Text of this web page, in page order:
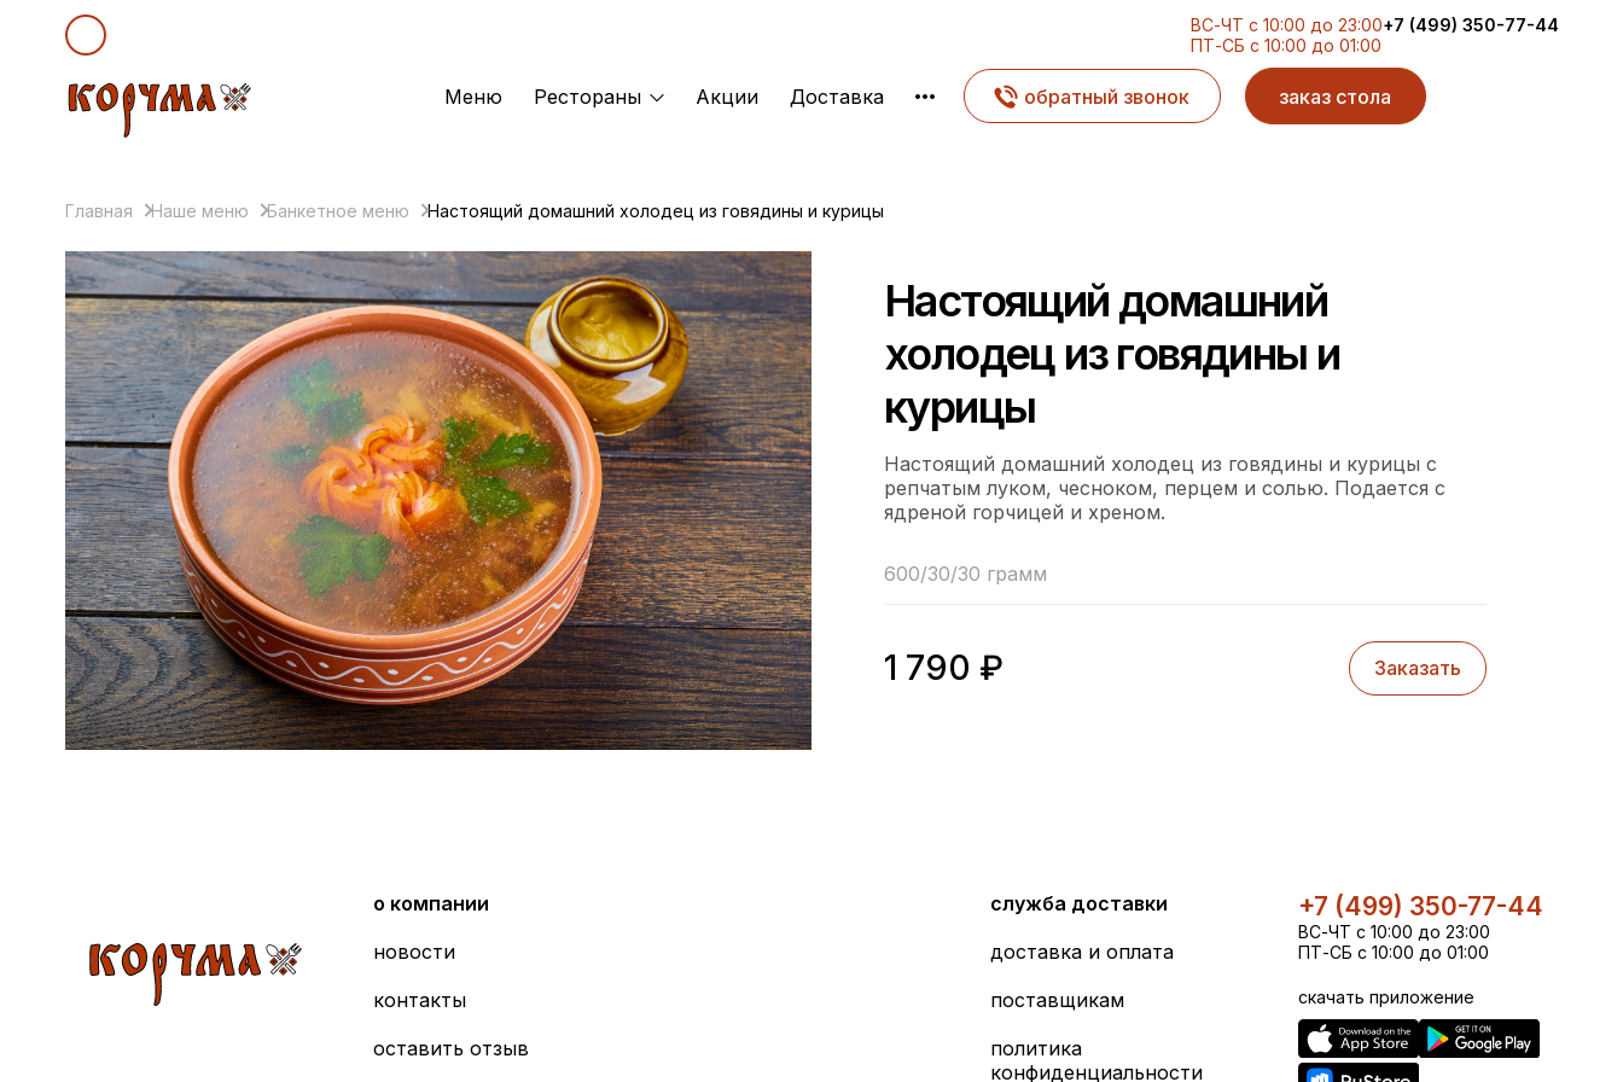
ВС-ЧТ с 10:00 до 23:00
ПТ-СБ с 10:00 до 01:00
+7 (499) 350-77-44
Меню Рестораны Акции Доставка обратный звонок заказ стола
Главная Наше меню Банкетное меню Настоящий домашний холодец из говядины и курицы
Настоящий домашний
холодец из говядины и
курицы
Настоящий домашний холодец из говядины и курицы с
репчатым луком, чесноком, перцем и солью. Подается с
ядреной горчицей и хреном.
600/30/30 грамм
1 790 ₽ Заказать
о компании
новости
контакты
оставить отзыв
служба доставки
доставка и оплата
поставщикам
политика
конфиденциальности
+7 (499) 350-77-44
ВС-ЧТ с 10:00 до 23:00
ПТ-СБ с 10:00 до 01:00
скачать приложение